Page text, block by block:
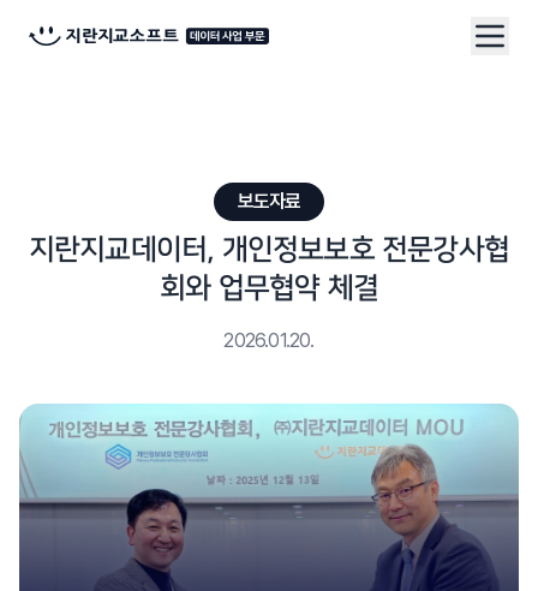
보도자료
지란지교데이터, 개인정보보호 전문강사협
회와 업무협약 체결
2026.01.20.